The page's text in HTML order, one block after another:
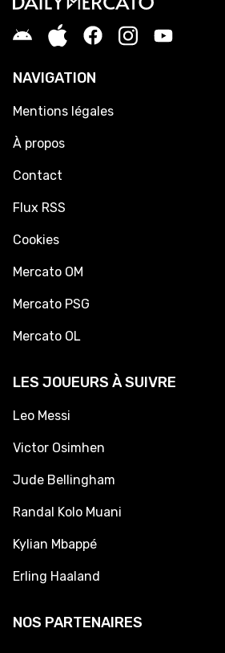
NAVIGATION
Mentions légales
À propos
Contact
Flux RSS
Cookies
Mercato OM
Mercato PSG
Mercato OL
LES JOUEURS À SUIVRE
Leo Messi
Victor Osimhen
Jude Bellingham
Randal Kolo Muani
Kylian Mbappé
Erling Haaland
NOS PARTENAIRES